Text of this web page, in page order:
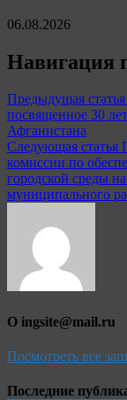
06.08.2026
Навигация
Предыдущая статья
посвященное 30
Афганистана
Следующая статья
комиссии по
городской среды
муниципального
О ingsite@mail.ru
Посмотреть все
Последние